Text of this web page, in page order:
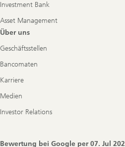
Investment Bank
Asset Management
Über uns
Geschäftsstellen
Bancomaten
Karriere
Medien
Investor Relations
Bewertung bei Google per07. Jul